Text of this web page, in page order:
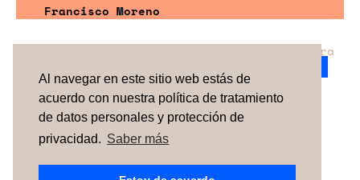
Al navegar en este sitio web estás de
acuerdo con nuestra política de tratamiento
de datos personales y protección de
privacidad. Saber más
Francisco Moreno
¿No has encontrado el servicio perfecto para
TÉRMINOS Y CONDICIONES
SOBRE NOSOTROS
CÓMO FUNCIONA
CONTACTO
ESPAÑA| PORTUGAL | UNITED KINGDOM